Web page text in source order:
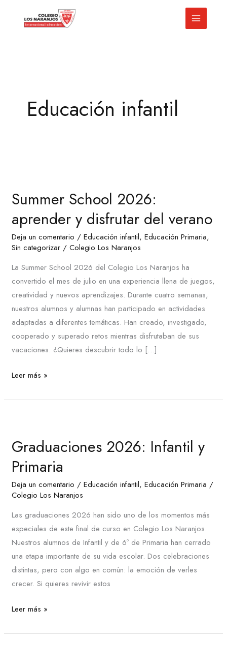
Educación infantil
Summer School 2026:
aprender y disfrutar del verano
Deja un comentario /Educación infantil,Educación Primaria,
Sin categorizar /Colegio Los Naranjos
La Summer School 2026 del Colegio Los Naranjos ha
convertido el mes de julio en una experiencia llena de juegos,
creatividad y nuevos aprendizajes. Durante cuatro semanas,
nuestros alumnos y alumnas han participado en actividades
adaptadas a diferentes temáticas. Han creado, investigado,
cooperado y superado retos mientras disfrutaban de sus
vacaciones. ¿Quieres descubrir todo lo […]
2026:
y
disfrutar
del
verano
Leer más »
Graduaciones 2026: Infantil y
Primaria
Deja un comentario /Educación infantil,Educación Primaria /
Colegio Los Naranjos
Las graduaciones 2026 han sido uno de los momentos más
especiales de este final de curso en Colegio Los Naranjos.
Nuestros alumnos de Infantil y de 6º de Primaria han cerrado
una etapa importante de su vida escolar. Dos celebraciones
distintas, pero con algo en común: la emoción de verles
crecer. Si quieres revivir estos
Infantil
y
Primaria
Leer más »